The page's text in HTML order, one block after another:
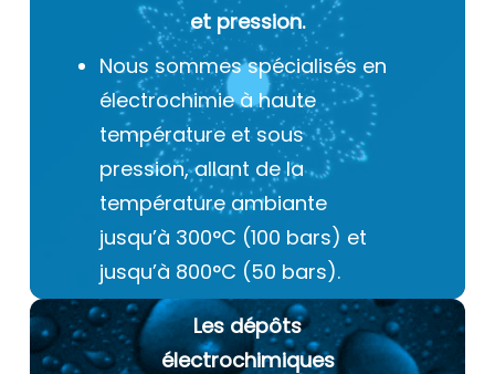
et pression.
Nous sommes spécialisés en
électrochimie à haute
température et sous
pression, allant de la
température ambiante
jusqu’à 300°C (100 bars) et
jusqu’à 800°C (50 bars).
Les dépôts
électrochimiques